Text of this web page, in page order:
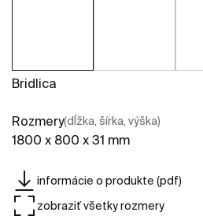
Bridlica
Rozmery(dĺžka, šírka, výška)
1800 x 800 x 31 mm
informácie o produkte (pdf)
zobraziť všetky rozmery